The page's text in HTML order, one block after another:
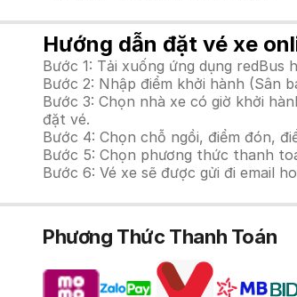
Hướng dẫn đặt vé xe
Bước 1: Tải xuống ứng dụng
Bước 2: Nhập điểm khởi hành (Sân
Bước 3: Chọn nhà xe có giờ khởi
đặt vé.
Bước 4: Chọn chỗ ngồi, điểm đón,
Bước 5: Chọn phương thức thanh
Bước 6: Vé xe sẽ được gửi đi email
Phương Thức Thanh Toán